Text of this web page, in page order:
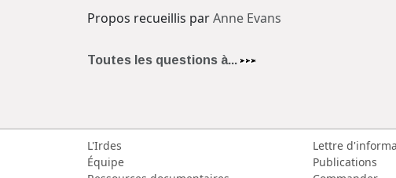
Propos recueillis parAnne Evans
Toutes les questions à...
L'Irdes
Équipe
Lettre
Publications